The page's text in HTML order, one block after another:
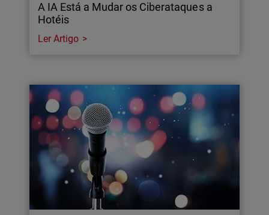
A IA Está a Mudar os Ciberataques a
Hotéis
Ler Artigo